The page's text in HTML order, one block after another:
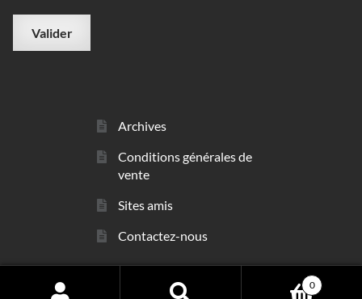
Archives
Conditions générales de
vente
Sites amis
Contactez-nous
© sarl Les Minéraux 2006 - 2026 0